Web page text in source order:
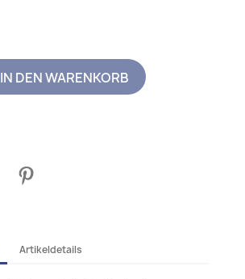
IN DEN WARENKORB
Artikeldetails